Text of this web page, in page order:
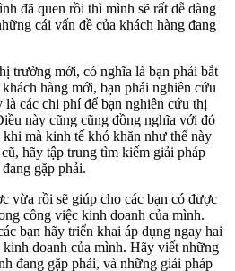
đã quen rồi thì mình sẽ rất dễ dàng
cái vấn đề của khách hàng đang
trường mới, có nghĩa là bạn phải bắt
hàng mới, bạn phải nghiên cứu
các chi phí để bạn nghiên cứu thị
này cũng cũng đồng nghĩa với đó
mà kinh tế khó khăn như thế này
hãy tập trung tìm kiếm giải pháp
gặp phải.
vừa rồi sẽ giúp cho các bạn có được
công việc kinh doanh của mình.
bạn hãy triển khai áp dụng ngay hai
doanh của mình. Hãy viết những
đang gặp phải, và những giải pháp